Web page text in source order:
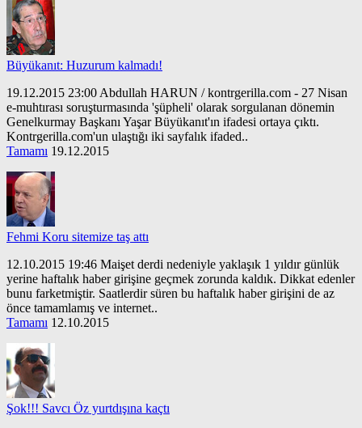
Büyükanıt: Huzurum kalmadı!
19.12.2015 23:00 Abdullah HARUN / kontrgerilla.com - 27 Nisan
e-muhtırası soruşturmasında 'şüpheli' olarak sorgulanan dönemin
Genelkurmay Başkanı Yaşar Büyükanıt'ın ifadesi ortaya çıktı.
Kontrgerilla.com'un ulaştığı iki sayfalık ifaded..
Tamamı 19.12.2015
Fehmi Koru sitemize taş attı
12.10.2015 19:46 Maişet derdi nedeniyle yaklaşık 1 yıldır günlük
yerine haftalık haber girişine geçmek zorunda kaldık. Dikkat edenler
bunu farketmiştir. Saatlerdir süren bu haftalık haber girişini de az
önce tamamlamış ve internet..
Tamamı 12.10.2015
Şok!!! Savcı Öz yurtdışına kaçtı